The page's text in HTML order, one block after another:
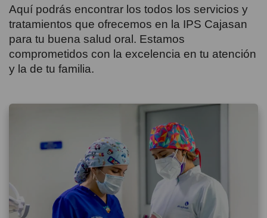
Aquí podrás encontrar los todos los servicios y
tratamientos que ofrecemos en la IPS Cajasan
para tu buena salud oral. Estamos
comprometidos con la excelencia en tu atención
y la de tu familia.